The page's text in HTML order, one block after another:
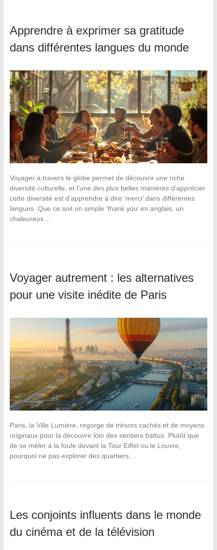
Apprendre à exprimer sa gratitude
dans différentes langues du monde
Voyager à travers le globe permet de découvrir une riche
diversité culturelle, et l’une des plus belles manières d’apprécier
cette diversité est d’apprendre à dire ‘merci’ dans différentes
langues. Que ce soit un simple ‘thank you’ en anglais, un
chaleureux…
Voyager autrement : les alternatives
pour une visite inédite de Paris
Paris, la Ville Lumière, regorge de trésors cachés et de moyens
originaux pour la découvrir loin des sentiers battus. Plutôt que
de se mêler à la foule devant la Tour Eiffel ou le Louvre,
pourquoi ne pas explorer des quartiers…
Les conjoints influents dans le monde
du cinéma et de la télévision